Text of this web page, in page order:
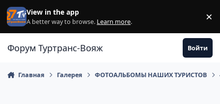
Перейти к содержанию
View in the app
A better way to browse. Learn more. ×
Форум Туртранс-Вояж Войти
Главная Галерея ФОТОАЛЬБОМЫ НАШИХ ТУРИСТОВ